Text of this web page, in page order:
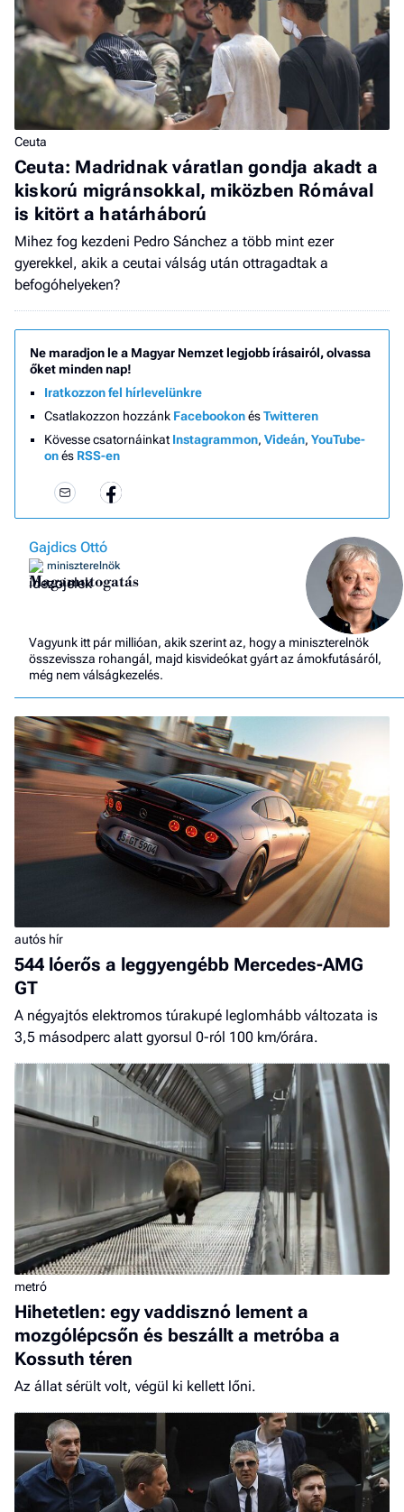
Ceuta
Ceuta: Madridnak váratlan gondja akadt a
kiskorú migránsokkal, miközben Rómával
is kitört a határháború
Mihez fog kezdeni Pedro Sánchez a több mint ezer
gyerekkel, akik a ceutai válság után ottragadtak a
befogóhelyeken?
Ne maradjon le a Magyar Nemzet legjobb írásairól, olvassa
őket minden nap!
Iratkozzon fel hírlevelünkre
Csatlakozzon hozzánk FacebookonésTwitteren
Kövesse csatornáinkat Instagrammon, Videán, YouTube-
onés RSS-en
Gajdics Ottó
miniszterelnök
Magamutogatás
Vagyunk itt pár millióan, akik szerint az, hogy a miniszterelnök
összevissza rohangál, majd kisvideókat gyárt az ámokfutásáról,
még nem válságkezelés.
autós hír
544 lóerős a leggyengébb Mercedes-AMG
GT
A négyajtós elektromos túrakupé leglomhább változata is
3,5 másodperc alatt gyorsul 0-ról 100 km/órára.
metró
Hihetetlen: egy vaddisznó lement a
mozgólépcsőn és beszállt a metróba a
Kossuth téren
Az állat sérült volt, végül ki kellett lőni.